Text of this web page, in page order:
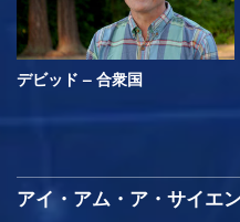
デビッド – 合衆国
アイ・アム・ア・サイエ